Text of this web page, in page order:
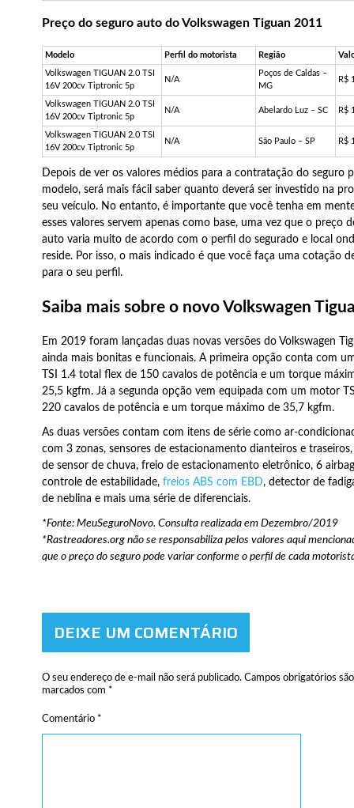
Preço do seguro auto do Volkswagen Tiguan 2011
Modelo Perfil do motorista Região
Volkswagen TIGUAN 2.0 TSI
16V 200cv Tiptronic 5p
N/A
Poços de Caldas –
MG
R$
Volkswagen TIGUAN 2.0 TSI
16V 200cv Tiptronic 5p
N/A Abelardo Luz – SC R$
Volkswagen TIGUAN 2.0 TSI
16V 200cv Tiptronic 5p
N/A São Paulo – SP R$
Depois de ver os valores médios para a contratação do seguro
modelo, será mais fácil saber quanto deverá ser investido na
seu veículo. No entanto, é importante que você tenha em
esses valores servem apenas como base, uma vez que o preço
auto varia muito de acordo com o perfil do segurado e local
reside. Por isso, o mais indicado é que você faça uma cotação
para o seu perfil.
Saiba mais sobre o novo Volkswagen
Em 2019 foram lançadas duas novas versões do Volkswagen
ainda mais bonitas e funcionais. A primeira opção conta com
TSI 1.4 total flex de 150 cavalos de potência e um torque
25,5 kgfm. Já a segunda opção vem equipada com um motor
220 cavalos de potência e um torque máximo de 35,7 kgfm.
As duas versões contam com itens de série como ar-
com 3 zonas, sensores de estacionamento dianteiros e
de sensor de chuva, freio de estacionamento eletrônico, 6
controle de estabilidade, freios ABS com EBD, detector de
de neblina e mais uma série de diferenciais.
*Fonte: MeuSeguroNovo. Consulta realizada em Dezembro/2019
*Rastreadores.org não se responsabiliza pelos valores aqui
que o preço do seguro pode variar conforme o perfil de cada
DEIXE UM COMENTÁRIO
O seu endereço de e-mail não será publicado. Campos obrigatórios são
marcados com *
Comentário *